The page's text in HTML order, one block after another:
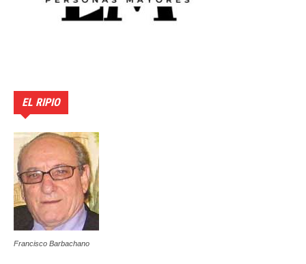
EL RIPIO
Francisco Barbachano